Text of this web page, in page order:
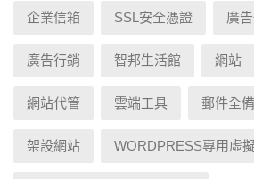
企業信箱 SSL安全憑證 廣
廣告行銷 智邦生活館 網站
網站代管 雲端工具 郵件全
架設網站 WORDPRESS專用虛